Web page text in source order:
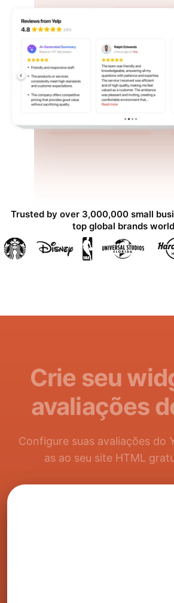
Trusted by over 3,000,000 small
top global brands
Crie seu
avaliações
Configure suas avaliações do
as ao seu site HTML